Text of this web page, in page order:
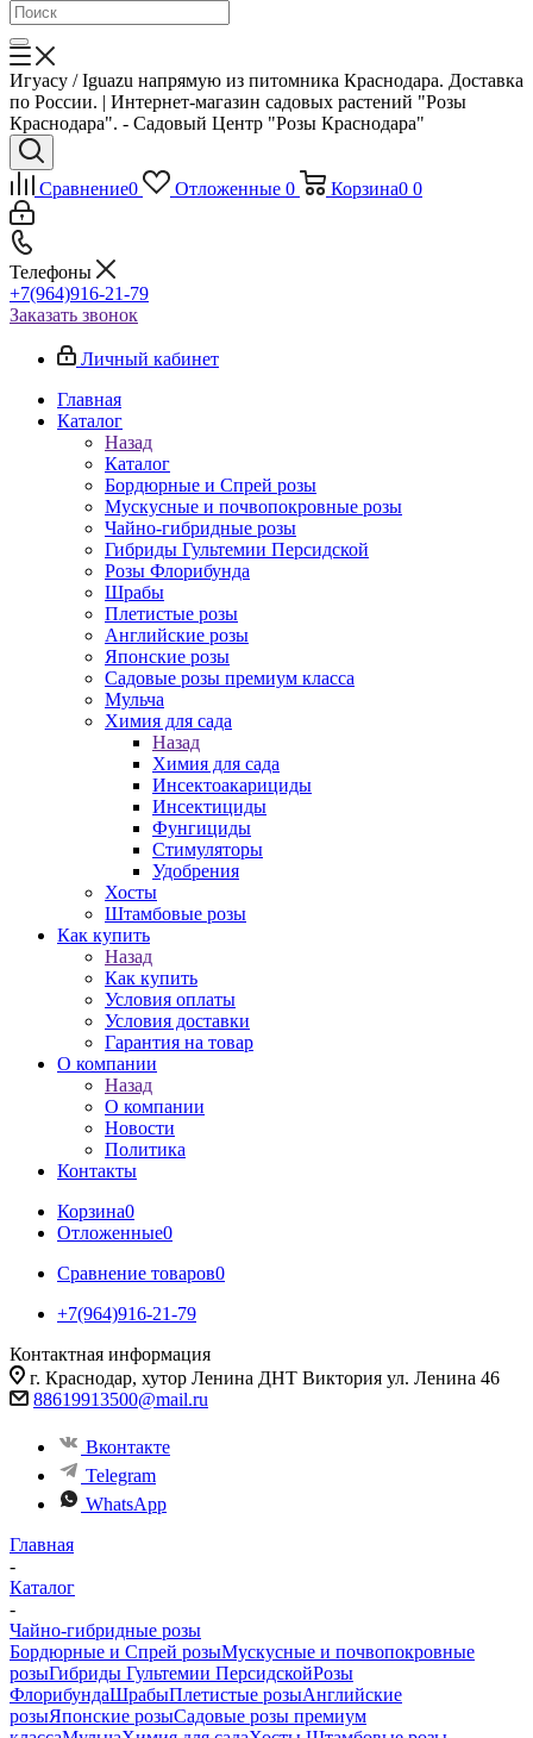
Игуасу / Iguazu напрямую из питомника Краснодара. Доставка
по России. | Интернет-магазин садовых растений "Розы
Краснодара". - Садовый Центр "Розы Краснодара"
Сравнение0 Отложенные 0 Корзина0 0
Телефоны
+7(964)916-21-79
Заказать звонок
Личный кабинет
Главная
Каталог
Назад
Каталог
Бордюрные и Спрей розы
Мускусные и почвопокровные розы
Чайно-гибридные розы
Гибриды Гультемии Персидской
Розы Флорибунда
Шрабы
Плетистые розы
Английские розы
Японские розы
Садовые розы премиум класса
Мульча
Химия для сада
Назад
Химия для сада
Инсектоакарициды
Инсектициды
Фунгициды
Стимуляторы
Удобрения
Хосты
Штамбовые розы
Как купить
Назад
Как купить
Условия оплаты
Условия доставки
Гарантия на товар
О компании
Назад
О компании
Новости
Политика
Контакты
Корзина0
Отложенные0
Сравнение товаров0
+7(964)916-21-79
Контактная информация
г. Краснодар, хутор Ленина ДНТ Виктория ул. Ленина 46
88619913500@mail.ru
Вконтакте
Telegram
WhatsApp
Главная
-
Каталог
-
Чайно-гибридные розы
Бордюрные и Спрей розыМускусные и почвопокровные
розыГибриды Гультемии ПерсидскойРозы
ФлорибундаШрабыПлетистые розыАнглийские
розыЯпонские розыСадовые розы премиум